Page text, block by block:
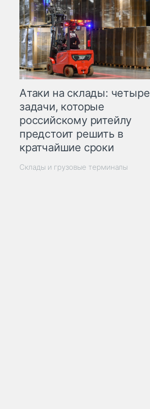
Атаки на склады: четыре
задачи, которые
российскому ритейлу
предстоит решить в
кратчайшие сроки
Склады и грузовые терминалы